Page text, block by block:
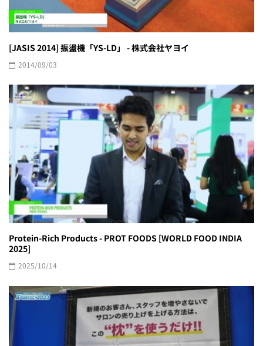
[JASIS 2014] 振盪機「YS-LD」 - 株式会社ヤヨイ
2014/09/03
Protein-Rich Products - PROT FOODS [WORLD FOOD INDIA
2025]
2025/10/14